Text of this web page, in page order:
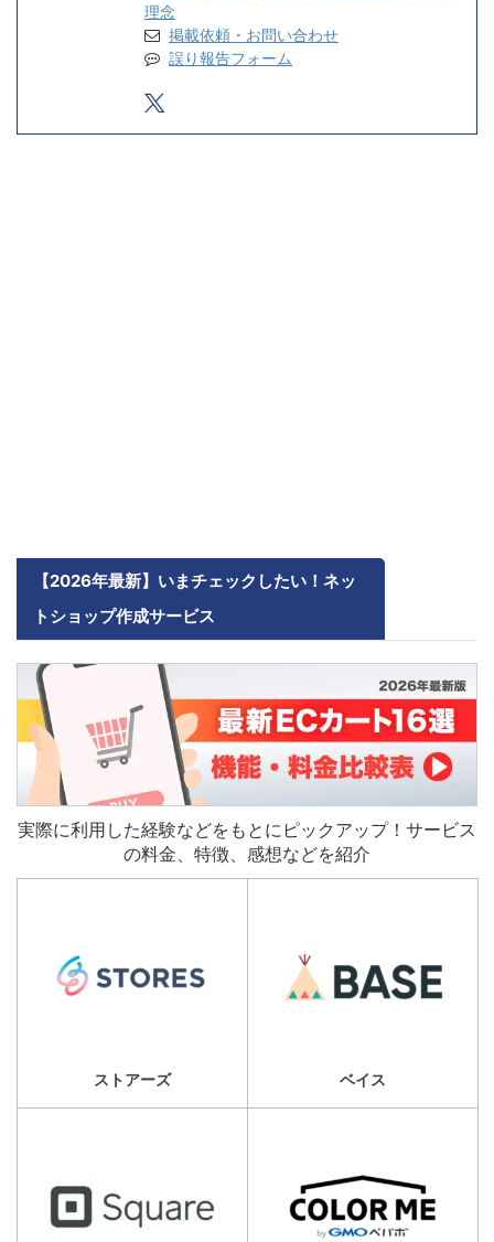
理念
掲載依頼・お問い合わせ
誤り報告フォーム
【2026年最新】いまチェックしたい！ネッ
トショップ作成サービス
実際に利用した経験などをもとにピックアップ！サービス
の料金、特徴、感想などを紹介
ストアーズ ベイス